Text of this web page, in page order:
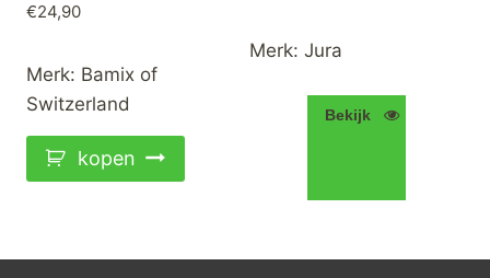
€24,90
Merk: Bamix of
Switzerland
kopen
Merk: Jura
Bekijk